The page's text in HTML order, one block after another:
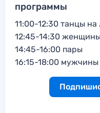
программы
11:00-12:30 танцы на
12:45-14:30
14:45-16:00 пары
16:15-18:00 мужчины